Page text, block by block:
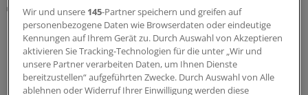
Kommuniqué
Hauptstadtkongress-Leitung fordert „erhebliche
Investitionen“ in die Cybersicherheit von Kliniken
und Praxen
Das geplante Gesundheitssicherstellungsgesetz muss
nach Überzeugung der wissenschaftlichen Leiterinnen
Wir und unsere 145-Partner speichern und greifen auf
personenbezogene Daten wie Browserdaten oder eindeutige
Kennungen auf Ihrem Gerät zu. Durch Auswahl von Akzeptieren
aktivieren Sie Tracking-Technologien für die unter „Wir und
unsere Partner verarbeiten Daten, um Ihnen Dienste
bereitzustellen“ aufgeführten Zwecke. Durch Auswahl von Alle
ablehnen oder Widerruf Ihrer Einwilligung werden diese